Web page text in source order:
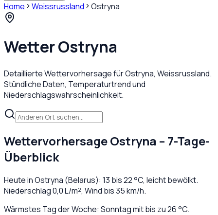
Home Weissrussland Ostryna
WetterOstryna
Detaillierte Wettervorhersage fürOstryna, Weissrussland.
Stündliche Daten, Temperaturtrend und
Niederschlagswahrscheinlichkeit.
WettervorhersageOstryna – 7-Tage-
Überblick
Heute inOstryna (Belarus): 13 bis22°C, leicht bewölkt.
Niederschlag0,0L/m², Wind bis35km/h.
Wärmstes Tag der Woche: Sonntag mit bis zu 26 °C.